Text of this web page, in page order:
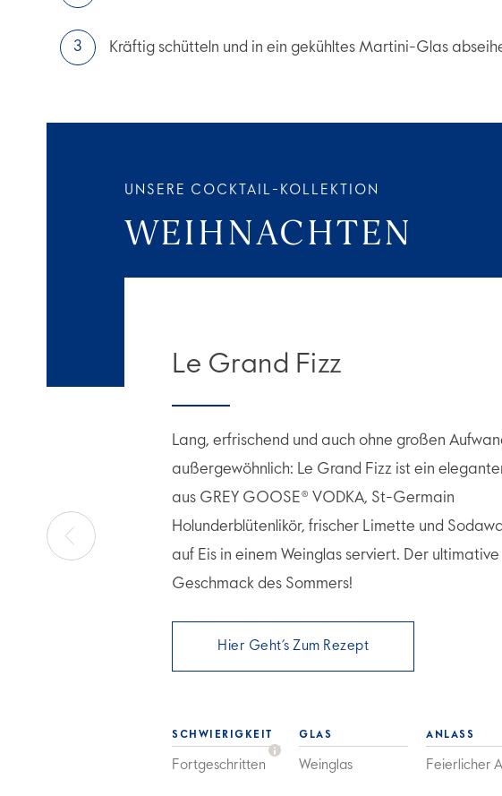
Kräftig schütteln und in ein gekühltes Martini-Glas
UNSERE COCKTAIL-KOLLEKTION
WEIHNACHTEN
Le Grand Fizz
Lang, erfrischend und auch ohne großen
außergewöhnlich: Le Grand Fizz ist ein
aus GREY GOOSE® VODKA, St-Germain
Holunderblütenlikör, frischer Limette und
auf Eis in einem Weinglas serviert. Der ultimative
Geschmack des Sommers!
Hier Geht’s Zum Rezept
SCHWIERIGKEIT
Fortgeschritten
GLAS
Weinglas
ANLASS
Feierlicher